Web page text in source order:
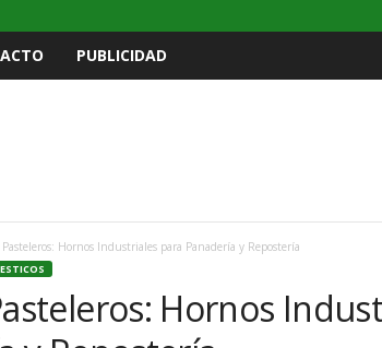
PUBLICIDAD
Hornos Industriales para Panadería y Repostería
Hornos